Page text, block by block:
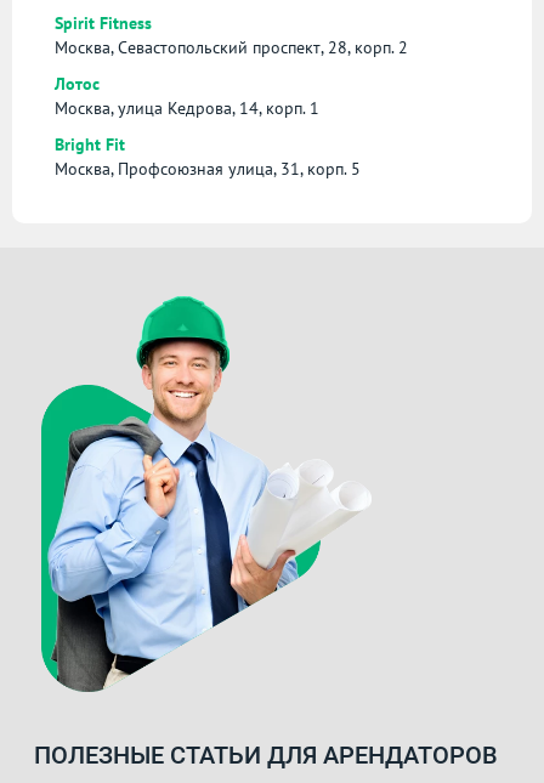
Spirit Fitness
Москва, Севастопольский проспект, 28, корп. 2
Лотос
Москва, улица Кедрова, 14, корп. 1
Bright Fit
Москва, Профсоюзная улица, 31, корп. 5
ПОЛЕЗНЫЕ СТАТЬИ ДЛЯ АРЕНДАТОРОВ